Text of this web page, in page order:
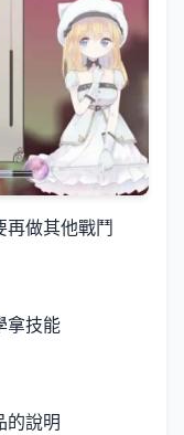
做其他戰鬥
拿技能
的說明